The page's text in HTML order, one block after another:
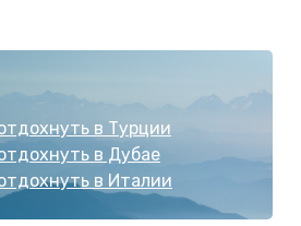
в Турции
в Дубае
в Италии